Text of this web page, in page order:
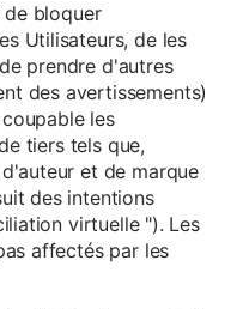
bloquer
Utilisateurs, de les
prendre d'autres
des avertissements)
les
tiers tels que,
et de marque
des intentions
virtuelle "). Les
affectés par les